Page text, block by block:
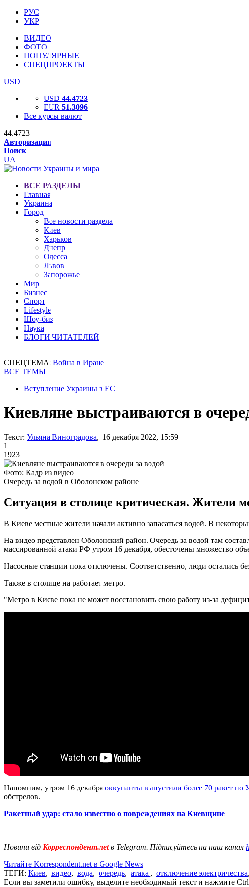
РУС
УКР
ВИДЕО
ФОТО
ПОПУЛЯРНЫЕ
СПЕЦПРОЕКТЫ
USD
USD 44.4723
EUR 51.3096
Все курсы валют
44.4723
Авторизация
Поиск
UA
ВСЕ РАЗДЕЛЫ
Главная
Украина
Город
Все новости раздела
Киев
Харьков
Днепр
Одесса
Львов
Запорожье
Мир
Бизнес
Спорт
Lifestyle
Шоу-биз
Наука
БЛОГИ ЧИТАТЕЛЕЙ
СПЕЦТЕМА: Война в Иране
ВСЕ ТЕМЫ
Вступление Украины в ЕС
Киевляне выстраиваются в
Текст: Ульяна Виноградова, 16 декабря 2022, 15:59
1
1923
Фото: Кадр из видео
Очередь за водой в Оболонском районе
Ситуация в столице критическая. Жители
В Киеве местные жители начали активно запасаться водой. В
На видео представлен Оболонский район. Очередь за водой там
массированной атаки РФ утром 16 декабря, обесточены множество
Насосные станции пока отключены. Соответственно, люди остались
Также в столице на работает метро.
"Метро в Киеве пока не может восстановить свою работу из-за
Напомним, утром 16 декабря оккупанты выпустили более 70 ракет по
обстрелов.
Ракетный удар: стало известно о повреждениях на Киевщине
Новини від Корреспондент.netв Telegram. Підписуйтесь на наш канал
Читайте Korrespondent.net в Google News
ТЕГИ: Киев, видео, вода, очередь, атака , отключение электричества,
Если вы заметили ошибку, выделите необходимый текст и нажмите